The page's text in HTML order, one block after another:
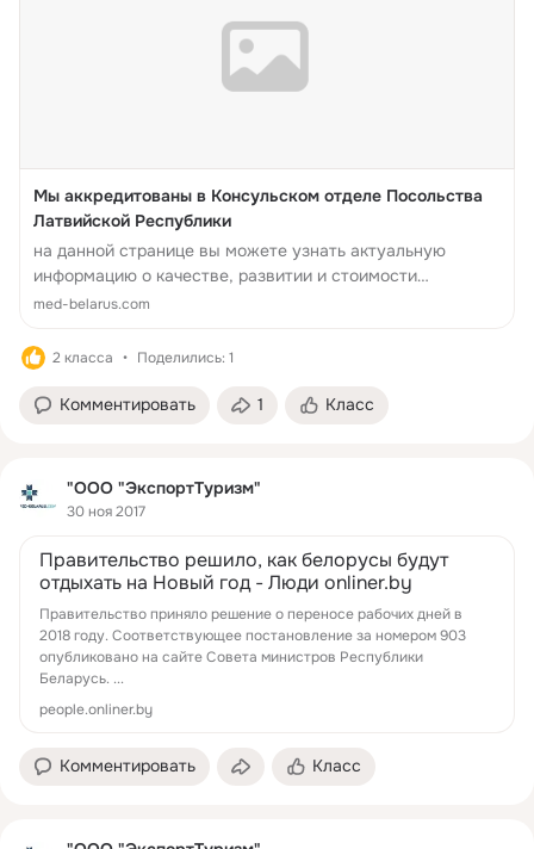
Мы аккредитованы в Консульском отделе Посольства
Латвийской Республики
на данной странице вы можете узнать актуальную
информацию о качестве, развитии и стоимости
медицинских и оздоровительных услуг в Белоруссии. А
med-belarus.com
2 класса Поделились: 1
Комментировать 1 Класс
"ООО "ЭкспортТуризм"
30 ноя 2017
Правительство решило, как белорусы будут
отдыхать на Новый год - Люди onliner.by
Правительство приняло решение о переносе рабочих дней в
2018 году. Соответствующее постановление за номером 903
опубликовано на сайте Совета министров Республики
Беларусь. ...
people.onliner.by
Комментировать Класс